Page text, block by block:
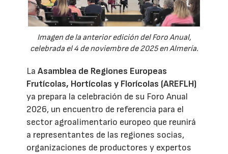
Imagen de la anterior edición del Foro Anual,
celebrada el 4 de noviembre de 2025 en Almería.
LaAsamblea de Regiones Europeas
Frutícolas, Hortícolas y Florícolas (AREFLH)
ya prepara la celebración de su Foro Anual
2026, un encuentro de referencia para el
sector agroalimentario europeo que reunirá
a representantes de las regiones socias,
organizaciones de productores y expertos